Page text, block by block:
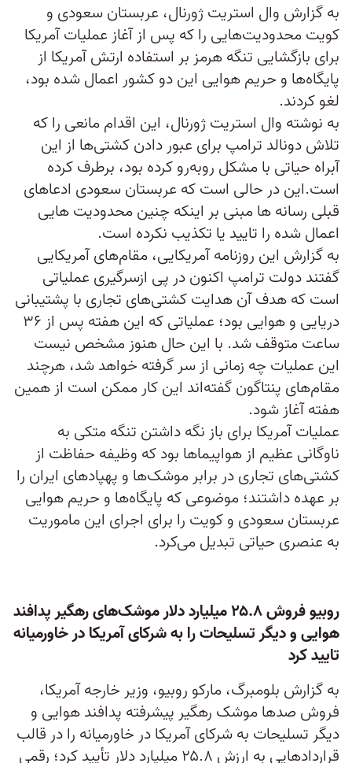
به گزارش وال استریت ژورنال، عربستان سعودی و
کویت محدودیت‌هایی را که پس از آغاز عملیات آمریکا
برای بازگشایی تنگه هرمز بر استفاده ارتش آمریکا از
پایگاه‌ها و حریم هوایی این دو کشور اعمال شده بود،
لغو کردند.
به نوشته وال استریت ژورنال، این اقدام مانعی را که
تلاش دونالد ترامپ برای عبور دادن کشتی‌ها از این
آبراه حیاتی با مشکل روبه‌رو کرده بود، برطرف کرده
است.این در حالی است که عربستان سعودی ادعاهای
قبلی رسانه ها مبنی بر اینکه چنین محدودیت هایی
اعمال شده را تایید یا تکذیب نکرده است.
به گزارش این روزنامه آمریکایی، مقام‌های آمریکایی
گفتند دولت ترامپ اکنون در پی ازسرگیری عملیاتی
است که هدف آن هدایت کشتی‌های تجاری با پشتیبانی
دریایی و هوایی بود؛ عملیاتی که این هفته پس از ۳۶
ساعت متوقف شد. با این حال هنوز مشخص نیست
این عملیات چه زمانی از سر گرفته خواهد شد، هرچند
مقام‌های پنتاگون گفته‌اند این کار ممکن است از همین
هفته آغاز شود.
عملیات آمریکا برای باز نگه داشتن تنگه متکی به
ناوگانی عظیم از هواپیماها بود که وظیفه حفاظت از
کشتی‌های تجاری در برابر موشک‌ها و پهپادهای ایران را
بر عهده داشتند؛ موضوعی که پایگاه‌ها و حریم هوایی
عربستان سعودی و کویت را برای اجرای این ماموریت
به عنصری حیاتی تبدیل می‌کرد.
روبیو فروش ۲۵.۸ میلیارد دلار موشک‌های رهگیر پدافند
هوایی و دیگر تسلیحات را به شرکای آمریکا در خاورمیانه
تایید کرد
به گزارش بلومبرگ، مارکو روبیو، وزیر خارجه آمریکا،
فروش صدها موشک رهگیر پیشرفته پدافند هوایی و
دیگر تسلیحات به شرکای آمریکا در خاورمیانه را در قالب
قراردادهایی به ارزش ۲۵.۸ میلیارد دلار تأیید کرد؛ رقمی